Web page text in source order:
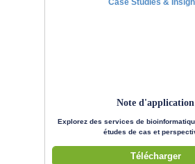
Note d'application
Explorez des services de
études de cas et
Télécharger